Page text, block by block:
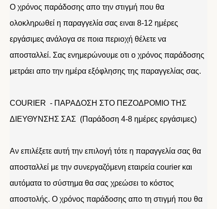
Ο χρόνος παράδοσης απο την στιγμή που θα
ολοκληρωθεί η παραγγελία σας ειναι 8-12 ημέρες
εργάσιμες ανάλογα σε ποια περιοχή θέλετε να
αποσταλλεί. Σας ενημερώνουμε οτι ο χρόνος παράδοσης
μετράει απο την ημέρα εξόφλησης της παραγγελίας σας.
COURIER - ΠΑΡΑΔΟΣΗ ΣΤΟ ΠΕΖΟΔΡΟΜΙΟ ΤΗΣ
ΔΙΕΥΘΥΝΣΗΣ ΣΑΣ (Παράδοση 4-8 ημέρες εργάσιμες)
Αν επιλέξετε αυτή την επιλογή τότε η παραγγελία σας θα
αποσταλλεί με την συνεργαζόμενη εταιρεία courier και
αυτόματα το σύστημα θα σας χρεώσει το κόστος
αποστολής. Ο χρόνος παράδοσης απο τη στιγμή που θα